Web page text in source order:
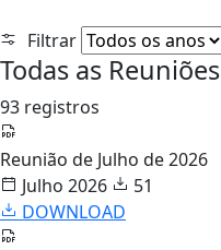
Filtrar
Todas as Reuniões
93 registros
Reunião de Julho de 2026
Julho 2026
51
DOWNLOAD